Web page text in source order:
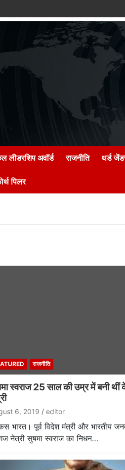
लीडरशिप अवॉर्ड राजनीति थर्ड
पिलर
राजनीति
स्वराज 25 साल की उम्र में बनी थीं
6, 2019 editor
भारत। पूर्व विदेश मंत्री और भारतीय
नेत्री सुषमा स्वराज का निधन…